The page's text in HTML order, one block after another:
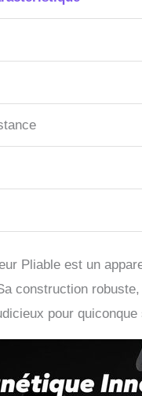
Pliable est un
construction
pour